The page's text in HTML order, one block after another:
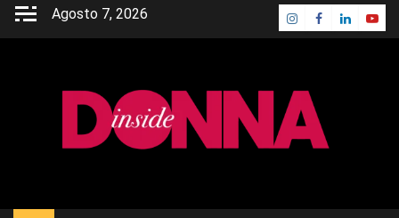
Skip
Agosto 7, 2026 Instagram
Facebook
Linkedin